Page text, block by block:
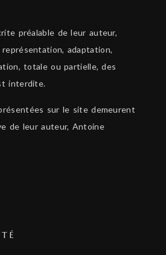
préalable de leur auteur,
adaptation,
totale ou partielle, des
interdite.
sur le site demeurent
de leur auteur, Antoine